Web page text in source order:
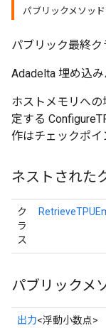
パブリックメソッド
パブリック最終ク
Adadelta 埋め込み
ホストメモリへ
定する
作はチェックポ
ネストされた
ク
ラ
ス
パブリックメ
出力<浮動小数点>